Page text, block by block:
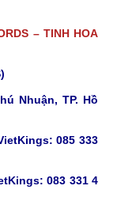
– TINH HOA
Nhuận, TP. Hồ
085 333
083 331 4